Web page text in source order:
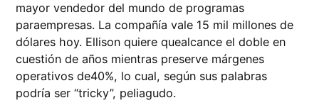
mayor vendedor del mundo de programas
paraempresas. La compañía vale 15 mil millones de
dólares hoy. Ellison quiere quealcance el doble en
cuestión de años mientras preserve márgenes
operativos de40%, lo cual, según sus palabras
podría ser “tricky”, peliagudo.